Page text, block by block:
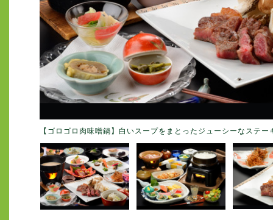
【ゴロゴロ肉味噌鍋】白いスープをまとったジューシーなステー